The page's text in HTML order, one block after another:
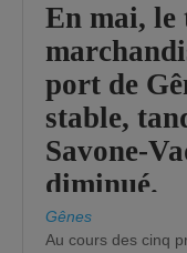
En mai, le
port de
stable,
Savone-
diminué.
Gênes
Au cours des cinq